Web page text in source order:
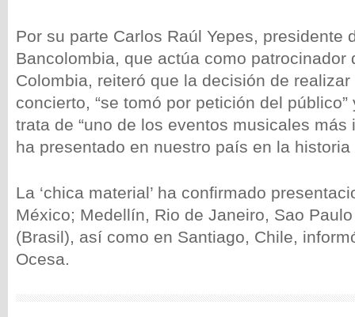
Por su parte Carlos Raúl Yepes, presidente
Bancolombia, que actúa como patrocinador
Colombia, reiteró que la decisión de
concierto, “se tomó por petición del
trata de “uno de los eventos musicales más
ha presentado en nuestro país en la historia
La ‘chica material’ ha confirmado
México; Medellín, Rio de Janeiro, Sao
(Brasil), así como en Santiago, Chile,
Ocesa.